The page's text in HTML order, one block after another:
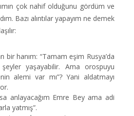
çok nahif olduğunu gördüm ve
Bazı alıntılar yapayım ne demek
bir hanım: “Tamam eşim Rusya’da
yaşayabilir. Ama orospuyu
alemi var mı”? Yani aldatmayı
anlayacağım Emre Bey ama adi
yatmış”.